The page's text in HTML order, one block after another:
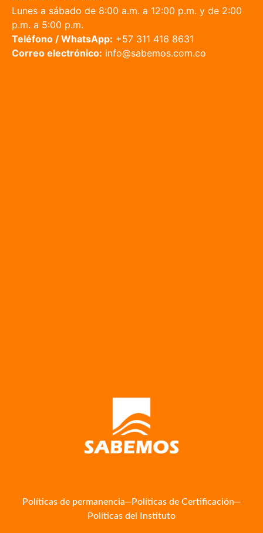
Lunes a sábado de 8:00 a.m. a 12:00 p.m. y de 2:00
p.m. a 5:00 p.m.
Teléfono / WhatsApp: +57 311 416 8631
Correo electrónico: info@sabemos.com.co
Políticas de permanencia
Políticas de Certificación
Políticas del Instituto